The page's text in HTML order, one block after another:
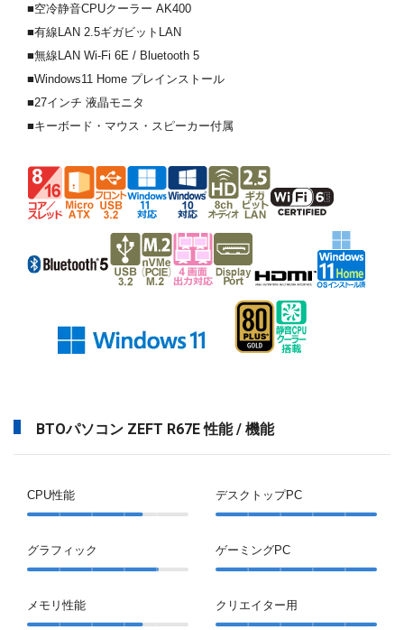
■空冷静音CPUクーラー AK400
■有線LAN 2.5ギガビットLAN
■無線LAN Wi-Fi 6E / Bluetooth 5
■Windows11 Home プレインストール
■27インチ 液晶モニタ
■キーボード・マウス・スピーカー付属
BTOパソコン ZEFT R67E 性能 / 機能
CPU性能
グラフィック
メモリ性能
デスクトップPC
ゲーミングPC
クリエイター用